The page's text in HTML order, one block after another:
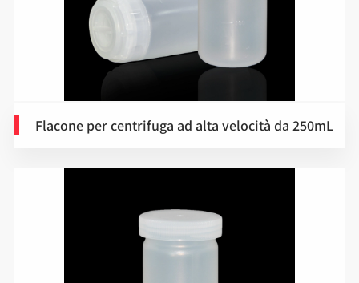
Flacone per centrifuga ad alta velocità da 250mL